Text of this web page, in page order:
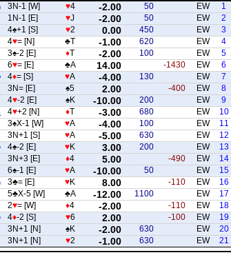
1
EW
50
-2.00
♥4
3N-1 [W]
2
EW
50
-2.00
♥J
1N-1 [E]
3
EW
450
0.00
♥2
4♠+1 [S]
4
EW
620
-1.00
♣T
4♥= [N]
5
EW
100
-2.00
♦T
3♠-2 [E]
6
EW
-1430
14.00
♣A
6♥= [E]
7
EW
130
-4.00
♥A
4♦= [S]
8
EW
-400
2.00
♠5
3N= [E]
9
EW
200
-10.00
♠K
4♥-2 [E]
10
EW
680
-3.00
♦T
4♥+2 [N]
11
EW
100
-4.00
♥A
3♠X-1 [W]
12
EW
630
-5.00
♥A
3N+1 [S]
13
EW
200
3.00
♥K
4♠-2 [E]
14
EW
-490
5.00
♦4
3N+3 [E]
15
EW
50
-10.00
♥A
6♠-1 [E]
16
EW
-110
8.00
♥K
3♣= [E]
17
EW
1100
-12.00
♣A
5♣X-5 [W]
18
EW
-110
-2.00
♦4
2♥= [W]
19
EW
-100
2.00
♥6
4♦-2 [S]
20
EW
630
-2.00
♠K
3N+1 [N]
21
EW
630
-1.00
♥2
3N+1 [N]